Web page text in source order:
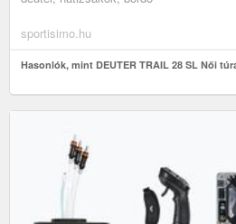
sportisimo.hu
Hasonlók, mint DEUTER TRAIL 28 SL Női